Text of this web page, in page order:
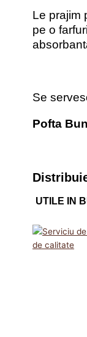
Le prajim
pe o
Se
Pofta
UTILE IN